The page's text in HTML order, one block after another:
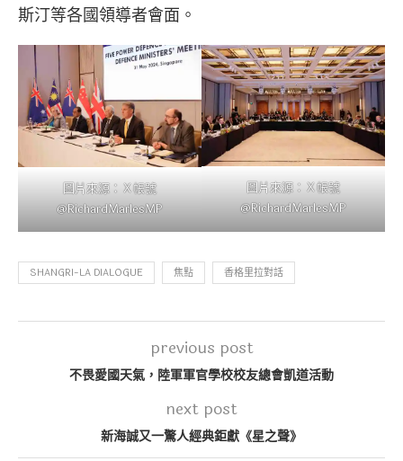
斯汀等各國領導者會面。
圖片來源：Ｘ帳號
@RichardMarlesMP
圖片來源：Ｘ帳號
@RichardMarlesMP
SHANGRI-LA DIALOGUE 焦點 香格里拉對話
previous post
不畏愛國天氣，陸軍軍官學校校友總會凱道活動
next post
新海誠又一驚人經典鉅獻《星之聲》